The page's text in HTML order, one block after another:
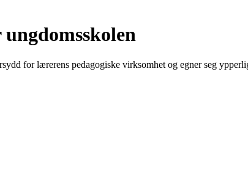
for lærerens pedagogiske virksomhet og egner seg